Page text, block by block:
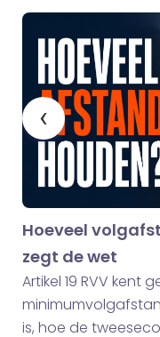
Hoeveel
zegt de wet
Artikel 19 RVV kent
is, hoe de
‹